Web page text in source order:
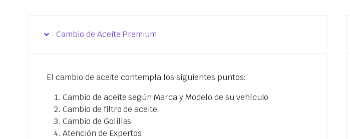
Cambio de Aceite Premium
El cambio de aceite contempla los siguientes puntos:
Cambio de aceite según Marca y Modelo de su vehículo
Cambio de filtro de aceite
Cambio de Golillas
Atención de Expertos